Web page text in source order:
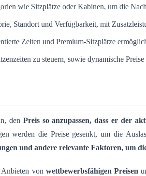
wie Sitzplätze oder Kabinen, um die
Standort und Verfügbarkeit, mit
Zeiten und Premium-Sitzplätze
zu steuern, sowie dynamische
den Preis so anzupassen, dass er der
werden die Preise gesenkt, um die
und andere relevante Faktoren, um
von wettbewerbsfähigen Preisen